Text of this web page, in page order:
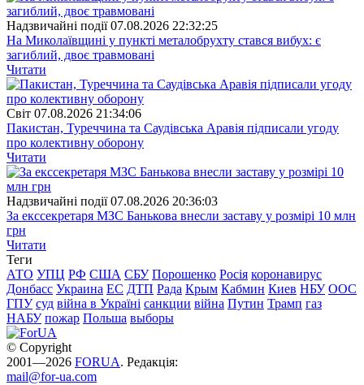
Надзвичайні події 07.08.2026 22:32:25
На Миколаївщині у пункті металобрухту стався вибух: є
загиблий, двоє травмовані
Читати
Свiт 07.08.2026 21:34:06
Пакистан, Туреччина та Саудівська Аравія підписали угоду
про колективну оборону
Читати
Надзвичайні події 07.08.2026 20:36:03
За екссекретаря МЗС Банькова внесли заставу у розмірі 10 млн
грн
Читати
Теги
АТО УПЦ РФ США СБУ Порошенко Росія коронавирус
Донбасс Украина ЕС ДТП Рада Крым Кабмин Киев НБУ ООС
ГПУ суд війна в Україні санкции війна Путин Трамп газ
НАБУ пожар Польша выборы
© Copyright
2001—2026 FORUA. Редакція:
mail@for-ua.com